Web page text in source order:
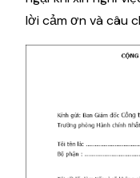
lời cảm ơn và câu